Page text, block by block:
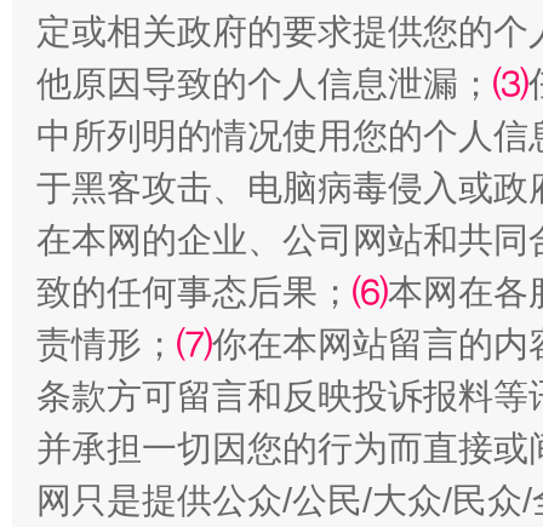
漫山遍野的桃花与雪山、麦地、白藏房 除
招工难、用工荒背后
定或相关政府的要求提供您的个
他原因导致的个人信息泄漏； ⑶
中所列明的情况使用您的个人
于黑客攻击、电脑病毒侵入或
在本网的企业、公司网站和共
致的任何事态后果； ⑹本网在各
责情形； ⑺你在本网站留言的内
条款方可留言和反映投诉报料
并承担一切因您的行为而直接
网只是提供公众/公民/大众/民